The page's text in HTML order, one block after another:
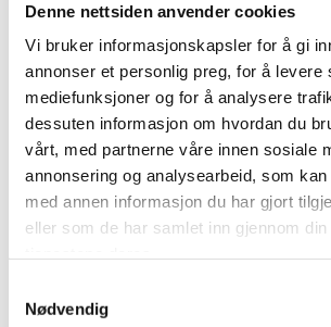
Denne nettsiden anvender cookies
Vi bruker informasjonskapsler for å gi
annonser et personlig preg, for å levere
mediefunksjoner og for å analysere
dessuten informasjon om hvordan du
vårt, med partnerne våre innen sosiale
annonsering og analysearbeid, som
med annen informasjon du har gjort
eller som de har samlet inn gjennom
Nødvendig
Legg til i ønskeliste